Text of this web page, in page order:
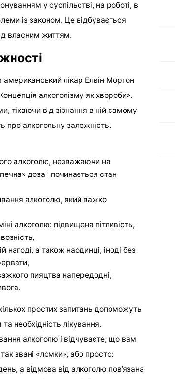
у суспільстві, на роботі, в
із законом. Це відбувається
власним життям.
американський лікар Елвін Мортон
алкоголізму як хвороби».
тікаючи від зізнання в ній самому
про алкогольну залежність.
алкоголю, незважаючи на
доза і починається стан
алкоголю, який важко
алкоголю: підвищена пітливість,
а також наодинці, іноді без
пияцтва напередодні,
простих запитань допоможуть
необхідність лікування.
алкоголю і відчуваєте, що вам
звані «ломки», або просто:
а відмова від алкоголю пов’язана